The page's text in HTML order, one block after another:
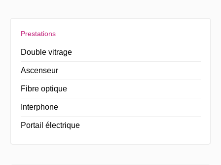
Prestations
Double vitrage
Ascenseur
Fibre optique
Interphone
Portail électrique